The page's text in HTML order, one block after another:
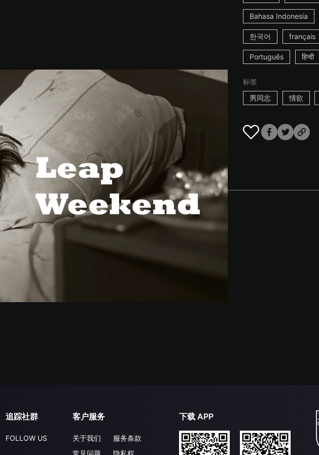
Bahasa Indonesia
한국어 français
Português हिन्दी
标签
男同志
情欲
追踪社群
FOLLOW US
客户服务
关于我们
常见问题
服务条款
隐私权
下载 APP